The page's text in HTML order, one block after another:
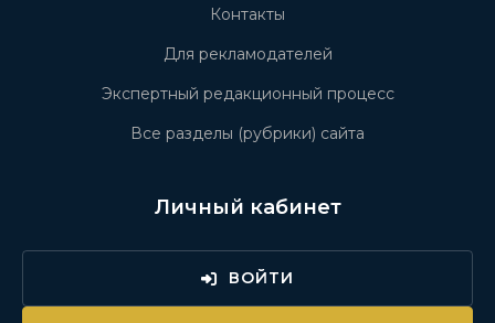
Контакты
Для рекламодателей
Экспертный редакционный процесс
Все разделы (рубрики) сайта
Личный кабинет
ВОЙТИ